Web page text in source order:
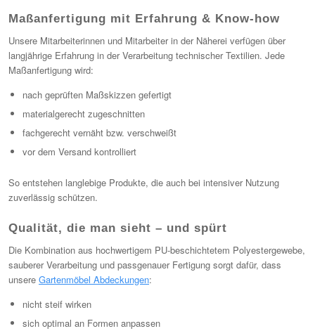
Maßanfertigung mit Erfahrung & Know-how
Unsere Mitarbeiterinnen und Mitarbeiter in der Näherei verfügen über
langjährige Erfahrung in der Verarbeitung technischer Textilien. Jede
Maßanfertigung wird:
nach geprüften Maßskizzen gefertigt
materialgerecht zugeschnitten
fachgerecht vernäht bzw. verschweißt
vor dem Versand kontrolliert
So entstehen langlebige Produkte, die auch bei intensiver Nutzung
zuverlässig schützen.
Qualität, die man sieht – und spürt
Die Kombination aus hochwertigem PU-beschichtetem Polyestergewebe,
sauberer Verarbeitung und passgenauer Fertigung sorgt dafür, dass
unsere Gartenmöbel Abdeckungen:
nicht steif wirken
sich optimal an Formen anpassen